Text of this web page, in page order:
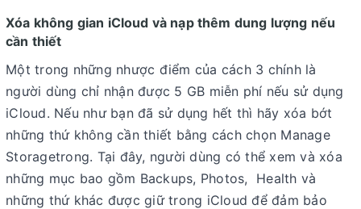
Xóa không gian iCloud và nạp thêm dung lượng nếu
cần thiết
Một trong những nhược điểm của cách 3 chính là
người dùng chỉ nhận được 5 GB miễn phí nếu sử dụng
iCloud. Nếu như bạn đã sử dụng hết thì hãy xóa bớt
những thứ không cần thiết bằng cách chọn Manage
Storagetrong. Tại đây, người dùng có thể xem và xóa
những mục bao gồm Backups, Photos, Health và
những thứ khác được giữ trong iCloud để đảm bảo